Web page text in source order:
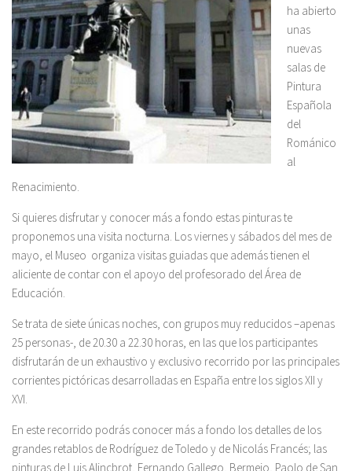
ha abierto
unas
nuevas
salas de
Pintura
Española
del
Románico
al
Renacimiento.
Si quieres disfrutar y conocer más a fondo estas pinturas te
proponemos una visita nocturna. Los viernes y sábados del mes de
mayo, el Museo organiza visitas guiadas que además tienen el
aliciente de contar con el apoyo del profesorado del Área de
Educación.
Se trata de siete únicas noches, con grupos muy reducidos –apenas
25 personas-, de 20.30 a 22.30 horas, en las que los participantes
disfrutarán de un exhaustivo y exclusivo recorrido por las principales
corrientes pictóricas desarrolladas en España entre los siglos XII y
XVI.
En este recorrido podrás conocer más a fondo los detalles de los
grandes retablos de Rodríguez de Toledo y de Nicolás Francés; las
pinturas de Luis Alincbrot, Fernando Gallego, Bermejo, Paolo de San